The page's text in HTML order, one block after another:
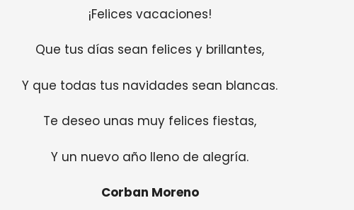
¡Felices vacaciones!
Que tus días sean felices y brillantes,
Y que todas tus navidades sean blancas.
Te deseo unas muy felices fiestas,
Y un nuevo año lleno de alegría.
Corban Moreno